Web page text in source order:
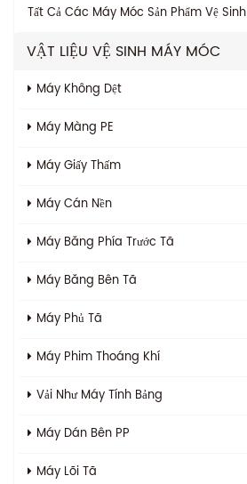
Tất Cả Các Máy Móc Sản Phẩm Vệ Sinh
VẬT LIỆU VỆ SINH MÁY MÓC
Máy Không Dệt
Máy Màng PE
Máy Giấy Thấm
Máy Cán Nền
Máy Băng Phía Trước Tã
Máy Băng Bên Tã
Máy Phủ Tã
Máy Phim Thoáng Khí
Vải Như Máy Tính Bảng
Máy Dán Bên PP
Máy Lõi Tã